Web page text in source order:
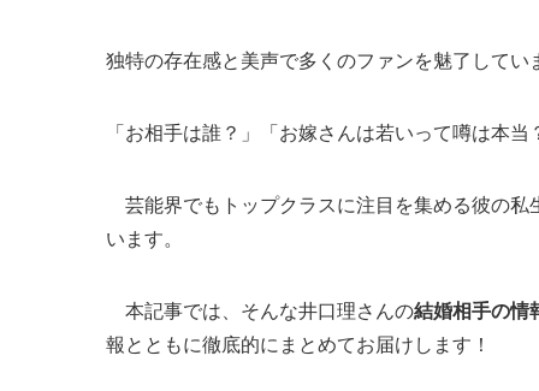
独特の存在感と美声で多くのファンを魅了してい
「お相手は誰？」「お嫁さんは若いって噂は本
芸能界でもトップクラスに注目を集める彼の私
います。
本記事では、そんな井口理さんの結婚相手の情
報とともに徹底的にまとめてお届けします！